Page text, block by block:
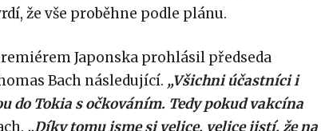
že vše proběhne podle plánu.
Japonska prohlásil předseda
Bach následující. „Všichni účastníci i
do Tokia s očkováním. Tedy pokud vakcína
„Díky tomu jsme si velice, velice jistí, že na